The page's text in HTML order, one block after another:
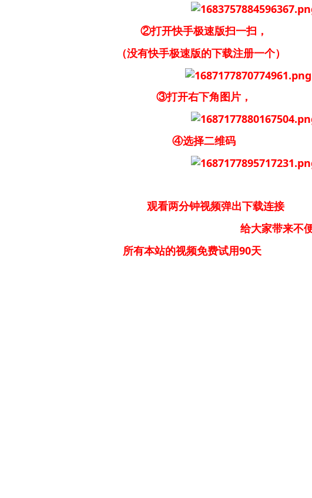
②打开快手极速版扫一扫，
（没有快手极速版的下载注册一个）
③打开右下角图片，
④选择二维码
观看两分钟视频弹出下载连接
给大家带来不便请大家
所有本站的视频免费试用90天